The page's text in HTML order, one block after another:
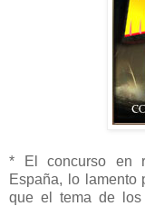
* El concurso en
España, lo lamento
que el tema de los